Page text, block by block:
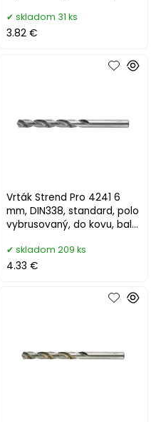
skladom 31 ks
3.82 €
Vrták Strend Pro 4241 6
mm, DIN338, standard, polo
vybrusovaný, do kovu, bal.
skladom 209 ks
4.33 €